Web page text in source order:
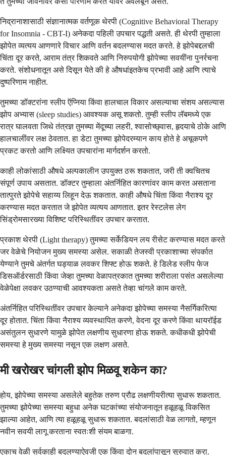
निद्रानाशासाठी संज्ञानात्मक वर्तणूक थेरपी (Cognitive Behavioral Therapy
for Insomnia - CBT-I) अनेकदा पहिली उपचार पद्धती असते. ही थेरपी तुम्हाला
झोपेत व्यत्यय आणणारे विचार आणि वर्तन बदलण्यास मदत करते. हे झोपेबद्दलची
चिंता दूर करते, आराम तंत्र शिकवते आणि निरुपयोगी झोपेच्या सवयींना पुनर्रचना
करते. संशोधनातून असे दिसून येते की हे औषधांइतकेच प्रभावी आहे आणि त्याचे
दुष्परिणाम नाहीत.
तुमच्या डॉक्टरांना स्लीप ऍप्निया किंवा हालचाल विकार असल्याचा संशय असल्यास
झोप अभ्यास (sleep studies) आवश्यक असू शकतो. तुम्ही स्लीप लॅबमध्ये एक
रात्र घालवता जिथे तंत्रज्ञ तुमच्या मेंदूच्या लहरी, श्वासोच्छ्वास, हृदयाचे ठोके आणि
हालचालींवर लक्ष ठेवतात. हा डेटा तुमच्या झोपेदरम्यान काय होते हे अचूकपणे
प्रकट करतो आणि लक्ष्यित उपचारांना मार्गदर्शन करतो.
काही लोकांसाठी औषधे अल्पकालीन उपयुक्त ठरू शकतात, जरी ती क्वचितच
संपूर्ण उपाय असतात. डॉक्टर तुम्हाला अंतर्निहित कारणांवर काम करत असताना
तात्पुरते झोपेचे सहाय्य लिहून देऊ शकतात. काही औषधे चिंता किंवा नैराश्य दूर
करण्यास मदत करतात जे झोपेत व्यत्यय आणतात. इतर रेस्टलेस लेग
सिंड्रोमसारख्या विशिष्ट परिस्थितींवर उपचार करतात.
प्रकाश थेरपी (Light therapy) तुमच्या सर्केडियन लय रीसेट करण्यास मदत करते
जर वेळेचे नियोजन मुख्य समस्या असेल. सकाळी तेजस्वी प्रकाशाच्या संपर्कात
येण्याने तुमचे अंतर्गत घड्याळ लवकर शिफ्ट होऊ शकते. हे डिलेड स्लीप फेज
डिसऑर्डरसाठी किंवा जेव्हा तुमच्या वेळापत्रकात तुमच्या शरीराला पसंत असलेल्या
वेळेपेक्षा लवकर उठण्याची आवश्यकता असते तेव्हा चांगले काम करते.
अंतर्निहित परिस्थितींवर उपचार केल्याने अनेकदा झोपेच्या समस्या नैसर्गिकरित्या
दूर होतात. चिंता किंवा नैराश्य व्यवस्थापित करणे, वेदना दूर करणे किंवा थायरॉईड
असंतुलन सुधारणे यामुळे झोपेत लक्षणीय सुधारणा होऊ शकते. कधीकधी झोपेची
समस्या हे मुख्य समस्या नसून एक लक्षण असते.
मी खरोखर चांगली झोप मिळवू शकेन का?
होय, झोपेच्या समस्या असलेले बहुतेक तरुण प्रौढ लक्षणीयरीत्या सुधारू शकतात.
तुमच्या झोपेच्या समस्या बहुधा अनेक घटकांच्या संयोजनातून हळूहळू विकसित
झाल्या आहेत, आणि त्या हळूहळू सुधारू शकतात. बदलांसाठी वेळ लागतो, म्हणून
नवीन सवयी लागू करताना स्वतःशी संयम बाळगा.
एकाच वेळी सर्वकाही बदलण्याऐवजी एक किंवा दोन बदलांपासून सुरुवात करा.